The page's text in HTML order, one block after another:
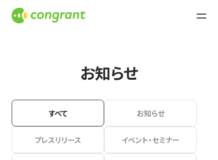
お知らせ
すべて お知らせ
プレスリリース イベント・セミナー